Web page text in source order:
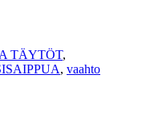
TÄYTÖT,
, vaahto